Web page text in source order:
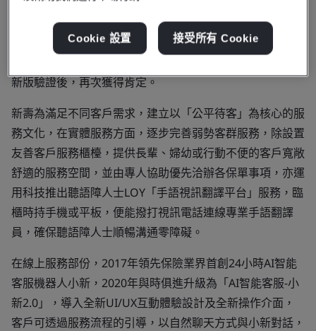
訴品質管理系統」兩大服務標準驗證，是台灣金融業首家完
成高規格考驗，取得BSI卓越服務標章的企業，也是繼2020
新版驗證後，再次獲得肯定。
新壽為滿足不同客戶需求，建立以「公平待客」為核心的服
務文化，在實體服務方面，逐步完善弱勢客群服務，除設置
友善客戶服務櫃檯，提供長輩、婦幼或行動不便的客戶寬敞
舒適的服務空間，並由專人協助優先洽辦各保單事項，亦運
用科技推出聽語障人士LOY「手語視訊翻譯平台」服務，臨
櫃時持手機或平板，便能撥打視訊電話連線專業手語翻譯
員，確保聽語障人士順暢溝通零障礙。
在線上服務部份，2017年領先保險業界首創24小時AI智能
客服機器人小新，2020年與時俱進升級為「AI智能客服-小
新2.0」，導入全新UI/UX互動體驗設計及全新操作介面，
客戶可透過服務流程的引導，以自然聊天方式與小新對話，
Cookie 設置 接受所有 Cookie